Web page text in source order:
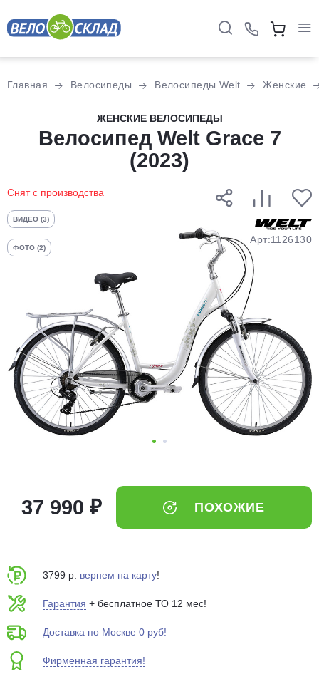
Главная Велосипеды Велосипеды Welt Женские
ЖЕНСКИЕ ВЕЛОСИПЕДЫ
Велосипед Welt Grace 7
(2023)
Снят с производства
ВИДЕО (3)
ФОТО (2)
Арт:1126130
37 990 ₽ ПОХОЖИЕ
3799 р. вернем на карту!
Гарантия + бесплатное ТО 12 мес!
Доставка по Москве 0 руб!
Фирменная гарантия!
Разбейте
оплатуна части
без переплат
График платежей
Добавляйте товары
в корзину
Оплачивайте сегодня только
25% картой любого банка
выбранный способом
75% будут
Подробнее